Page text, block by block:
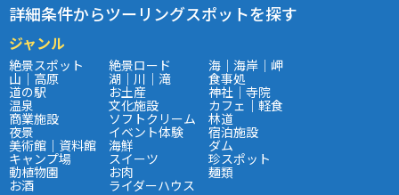
詳細条件からツーリングスポットを探す
ジャンル
絶景スポット 絶景ロード 海｜海岸｜岬
山｜高原 湖｜川｜滝 食事処
道の駅 お土産 神社｜寺院
温泉 文化施設 カフェ｜軽食
商業施設 ソフトクリーム 林道
夜景 イベント体験 宿泊施設
美術館｜資料館 海鮮 ダム
キャンプ場 スイーツ 珍スポット
動植物園 お肉 麺類
お酒 ライダーハウス